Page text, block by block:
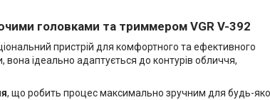
головками та триммером VGR V-392
пристрій для комфортного та ефективного
ідеально адаптується до контурів обличчя,
, що робить процес максимально зручним для будь-